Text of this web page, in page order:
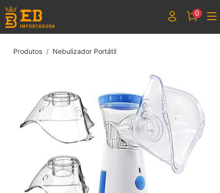
0
Produtos Nebulizador Portátil